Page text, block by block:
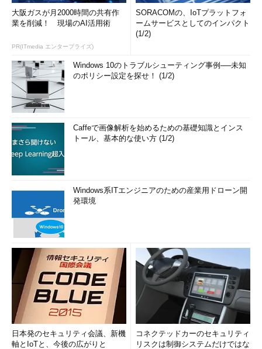
大阪ガスが月2000時間の共有作
業を削減！ 現場のAI活用術
PR(ITmedia エンタープライズ)
SORACOMの、IoTプラットフォ
ームサービスとしてのインパクト
(1/2)
Windows 10のトラブルシューティング事例──未知
のポリシー設定を探せ！ (1/2)
Caffeで画像解析を始めるための基礎知識とインス
トール、基本的な使い方 (1/2)
Windows系ITエンジニアのための産業用ドローン開
発環境
日本発のセキュリティ会議、新機
軸とIoTと、今後の広がりと
コネクテッドカーのセキュリティ
リスクは制御システムだけではな